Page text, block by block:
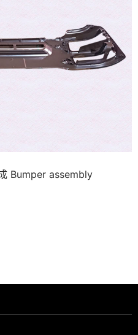
Bumper assembly